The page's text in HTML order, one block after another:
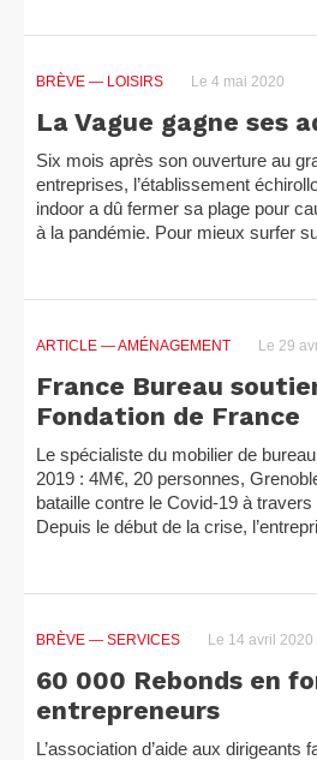
BRÈVE — LOISIRS Le 4 mai 2020
La Vague gagne ses
Six mois après son ouverture au
entreprises, l’établissement
indoor a dû fermer sa plage pour
à la pandémie. Pour mieux surfer
ARTICLE — AMÉNAGEMENT Le 29
France Bureau
Fondation de France
Le spécialiste du mobilier de
2019 : 4M€, 20 personnes,
bataille contre le Covid-19 à
Depuis le début de la crise,
BRÈVE — SERVICES Le 14 avril 2020
60 000 Rebonds en
entrepreneurs
L’association d’aide aux dirigeants